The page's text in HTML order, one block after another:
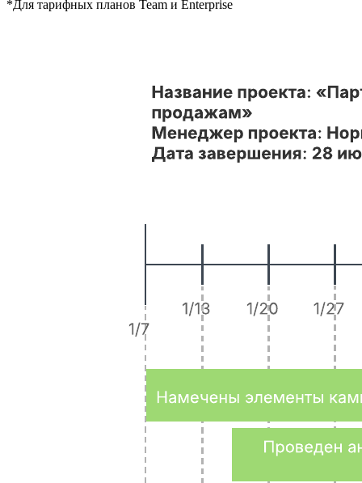
*Для тарифных планов Team и Enterprise